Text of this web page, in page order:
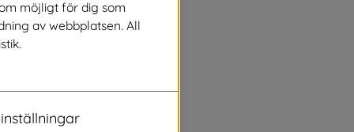
Juli
Juni
möjligt för dig som
av webbplatsen. All